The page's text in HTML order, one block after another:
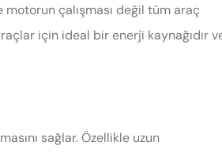
çalışması değil tüm araç
için ideal bir enerji kaynağıdır
sağlar. Özellikle uzun